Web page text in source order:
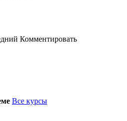
Комментировать
Все курсы